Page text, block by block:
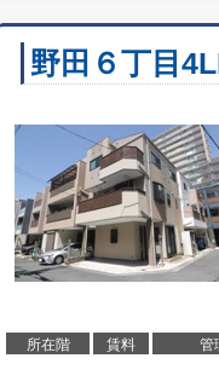
野田６丁目
所在階 賃料 管